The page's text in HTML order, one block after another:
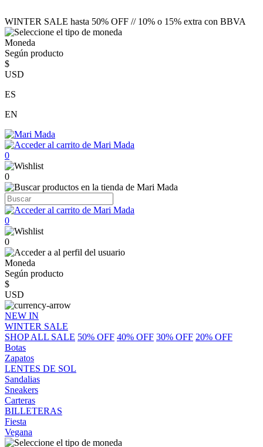
WINTER SALE hasta 50% OFF // 10% o 15% extra con BBVA
Moneda
Según producto
$
USD
ES
EN
0
0
0
0
Moneda
Según producto
$
USD
NEW IN
WINTER SALE
SHOP ALL SALE 50% OFF 40% OFF 30% OFF 20% OFF
Botas
Zapatos
LENTES DE SOL
Sandalias
Sneakers
Carteras
BILLETERAS
Fiesta
Vegana